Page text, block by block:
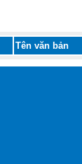
Tên văn bản